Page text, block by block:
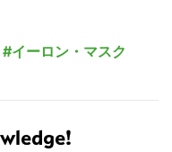
イーロン・マスク